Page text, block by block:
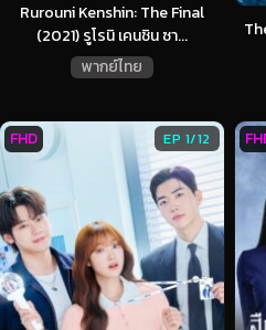
Rurouni Kenshin: The Final
(2021) รูโรนิ เคนชิน ซา...
พากย์ไทย
EP 1/12
FHD